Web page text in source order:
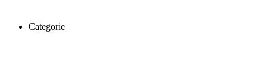
Categorie